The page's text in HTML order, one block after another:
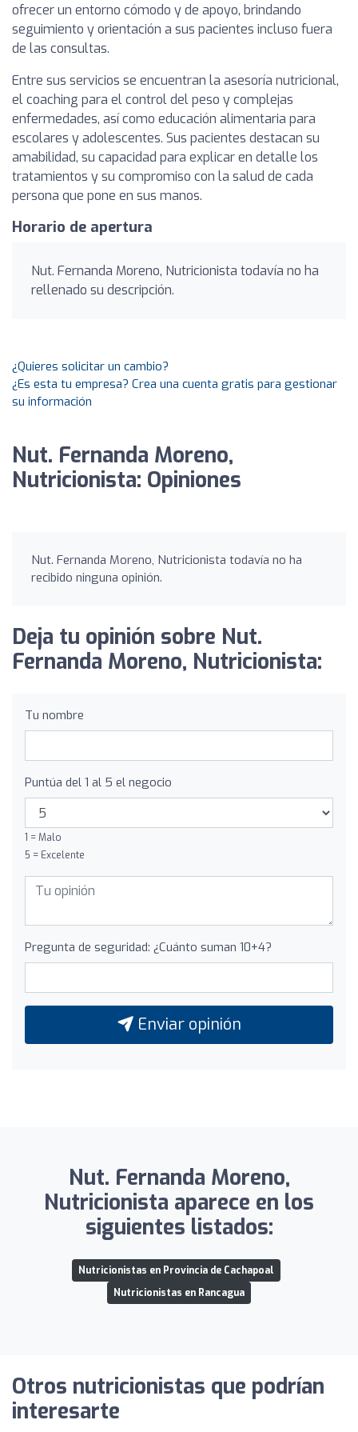
ofrecer un entorno cómodo y de apoyo, brindando
seguimiento y orientación a sus pacientes incluso fuera
de las consultas.
Entre sus servicios se encuentran la asesoría nutricional,
el coaching para el control del peso y complejas
enfermedades, así como educación alimentaria para
escolares y adolescentes. Sus pacientes destacan su
amabilidad, su capacidad para explicar en detalle los
tratamientos y su compromiso con la salud de cada
persona que pone en sus manos.
Horario de apertura
Nut. Fernanda Moreno, Nutricionista todavía no ha
rellenado su descripción.
¿Quieres solicitar un cambio?
¿Es esta tu empresa? Crea una cuenta gratis para gestionar
su información
Nut. Fernanda Moreno,
Nutricionista: Opiniones
Nut. Fernanda Moreno, Nutricionista todavía no ha
recibido ninguna opinión.
Deja tu opinión sobre Nut.
Fernanda Moreno, Nutricionista:
Tu nombre
Puntúa del 1 al 5 el negocio
1 = Malo
5 = Excelente
Pregunta de seguridad: ¿Cuánto suman 10+4?
Enviar opinión
Nut. Fernanda Moreno,
Nutricionista aparece en los
siguientes listados:
Nutricionistas en Provincia de Cachapoal
Nutricionistas en Rancagua
Otros nutricionistas que podrían
interesarte